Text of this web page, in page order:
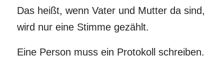
Das heißt, wenn Vater und Mutter da sind,
wird nur eine Stimme gezählt.
Eine Person muss ein Protokoll schreiben.